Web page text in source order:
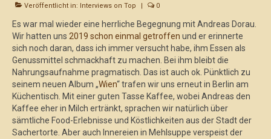
Veröffentlicht in: Interviews on Top 0
Es war mal wieder eine herrliche Begegnung mit Andreas Dorau.
Wir hatten uns 2019 schon einmal getroffen und er erinnerte
sich noch daran, dass ich immer versucht habe, ihm Essen als
Genussmittel schmackhaft zu machen. Bei ihm bleibt die
Nahrungsaufnahme pragmatisch. Das ist auch ok. Pünktlich zu
seinem neuen Album „Wien“ trafen wir uns erneut in Berlin am
Küchentisch. Mit einer guten Tasse Kaffee, wobei Andreas den
Kaffee eher in Milch ertränkt, sprachen wir natürlich über
sämtliche Food-Erlebnisse und Köstlichkeiten aus der Stadt der
Sachertorte. Aber auch Innereien in Mehlsuppe verspeist der